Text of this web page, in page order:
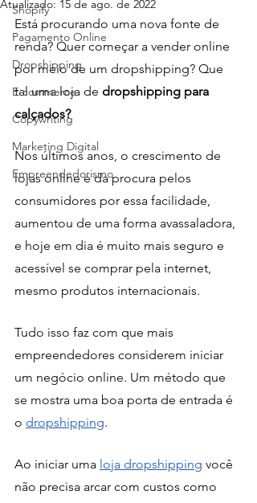
Shopify
Pagamento Online
Dropshipping
E-commerce
Copywriting
Marketing Digital
Empreendedorismo
Atualizado: 15 de ago. de 2022
Está procurando uma nova fonte de
renda? Quer começar a vender online
por meio de um dropshipping? Que
tal uma loja de dropshipping para
calçados?
Nos últimos anos, o crescimento de
lojas online e da procura pelos
consumidores por essa facilidade,
aumentou de uma forma avassaladora,
e hoje em dia é muito mais seguro e
acessível se comprar pela internet,
mesmo produtos internacionais.
Tudo isso faz com que mais
empreendedores considerem iniciar
um negócio online. Um método que
se mostra uma boa porta de entrada é
o dropshipping.
Ao iniciar uma loja dropshipping você
não precisa arcar com custos como